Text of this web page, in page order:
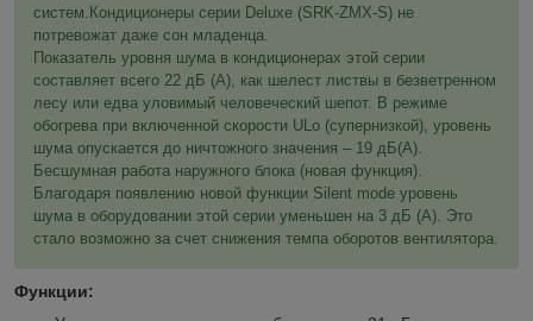
систем.Кондиционеры серии Deluxe (SRK-ZMX-S) не
потревожат даже сон младенца.
Показатель уровня шума в кондиционерах этой серии
составляет всего 22 дБ (А), как шелест листвы в безветренном
лесу или едва уловимый человеческий шепот. В режиме
обогрева при включенной скорости ULo (супернизкой), уровень
шума опускается до ничтожного значения – 19 дБ(А).
Бесшумная работа наружного блока (новая функция).
Благодаря появлению новой функции Silent mode уровень
шума в оборудовании этой серии уменьшен на 3 дБ (А). Это
стало возможно за счет снижения темпа оборотов вентилятора.
Функции: